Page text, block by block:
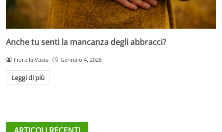
Anche tu senti la mancanza degli abbracci?
Fiorella Vasta Gennaio 4, 2025
Leggi di più